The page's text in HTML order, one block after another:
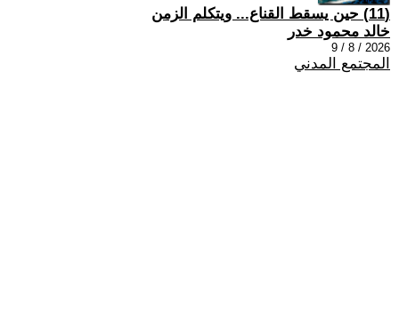
(11) حين يسقط القناع... ويتكلم الزمن
خالد محمود خدر
2026 / 8 / 9
المجتمع المدني